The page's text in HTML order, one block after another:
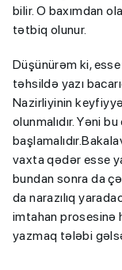
bilir. O baxımdan
tətbiq olunur.
Düşünürəm ki,
təhsildə yazı
Nazirliyinin
olunmalıdır. Yəni
vaxta qədər esse
bundan sonra da
da narazılıq
imtahan prosesinə
yazmaq tələbi